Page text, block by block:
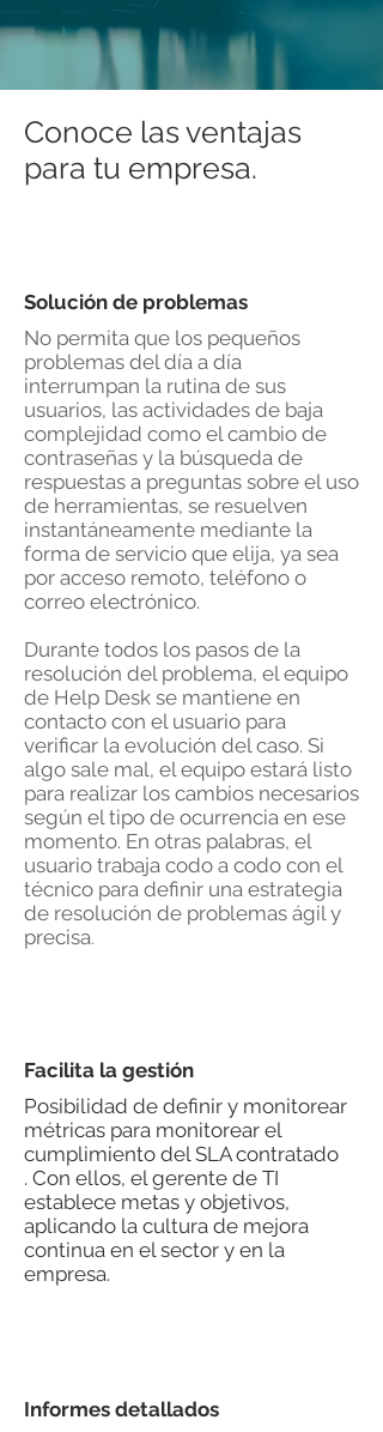
Conoce las ventajas
para tu empresa.
Solución de problemas
No permita que los pequeños
problemas del día a día
interrumpan la rutina de sus
usuarios, las actividades de baja
complejidad como el cambio de
contraseñas y la búsqueda de
respuestas a preguntas sobre el uso
de herramientas, se resuelven
instantáneamente mediante la
forma de servicio que elija, ya sea
por acceso remoto, teléfono o
correo electrónico.
Durante todos los pasos de la
resolución del problema, el equipo
de Help Desk se mantiene en
contacto con el usuario para
verificar la evolución del caso. Si
algo sale mal, el equipo estará listo
para realizar los cambios necesarios
según el tipo de ocurrencia en ese
momento. En otras palabras, el
usuario trabaja codo a codo con el
técnico para definir una estrategia
de resolución de problemas ágil y
precisa.
Facilita la gestión
Posibilidad de definir y monitorear
métricas para monitorear el
cumplimiento del SLA contratado
. Con ellos, el gerente de TI
establece metas y objetivos,
aplicando la cultura de mejora
continua en el sector y en la
empresa.
Informes detallados